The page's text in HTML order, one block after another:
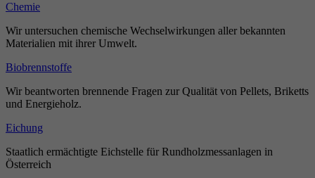
Chemie
Wir untersuchen chemische Wechselwirkungen aller bekannten
Materialien mit ihrer Umwelt.
Biobrennstoffe
Wir beantworten brennende Fragen zur Qualität von Pellets, Briketts
und Energieholz.
Eichung
Staatlich ermächtigte Eichstelle für Rundholzmessanlagen in
Österreich